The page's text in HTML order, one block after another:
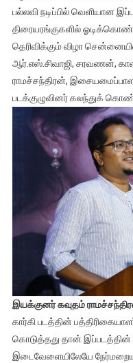
பல்லவி நடிப்பில் வெளியான
திரையரங்குகளில்
தெரிவிக்கும் விழா
ஆர்.எஸ்.சிவாஜி, சரவணன்,
ராமச்சந்திரன்,
படக்குழுவினர் கலந்துக்
இயக்குனர் கவுதம்
கார்கி படத்தின்
கொடுத்தது தான் இப்படத்தின்
இடைவேளையிலேயே